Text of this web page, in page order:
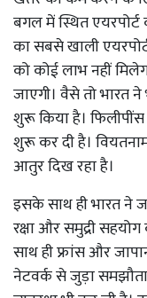
बगल में स्थित
का सबसे खाली
को कोई लाभ नहीं
जाएगी। वैसे तो भारत
शुरू किया है। फिलीपींस
शुरू कर दी है।
आतुर दिख रहा है।
इसके साथ ही भारत ने
रक्षा और समुद्री
साथ ही फ्रांस और
नेटवर्क से जुड़ा